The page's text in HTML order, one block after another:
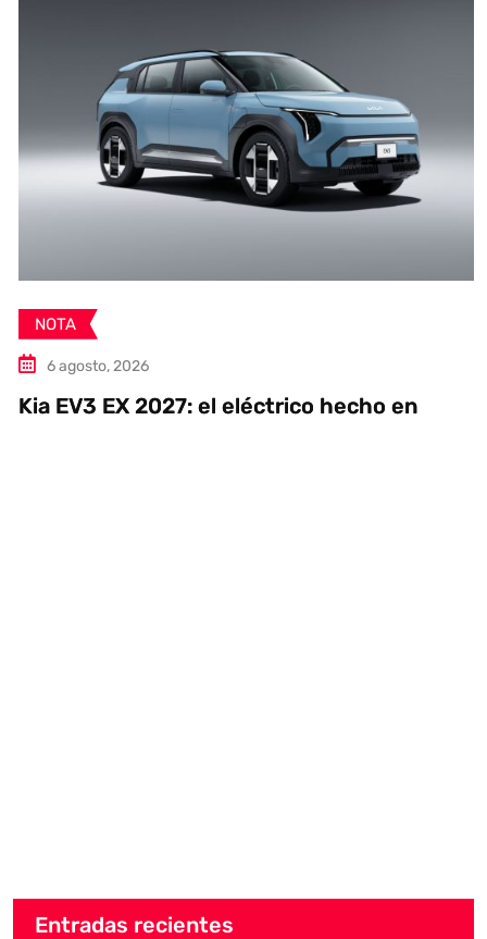
NOTA
6 agosto, 2026
Kia EV3 EX 2027: el eléctrico hecho en
Entradas recientes